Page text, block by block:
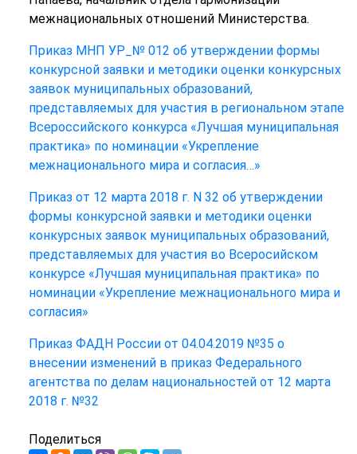
межнациональных отношений Министерства.
Приказ МНП УР_№ 012 об утверждении формы
конкурсной заявки и методики оценки конкурсных
заявок муниципальных образований,
представляемых для участия в региональном этапе
Всероссийского конкурса «Лучшая муниципальная
практика» по номинации «Укрепление
межнационального мира и согласия…»
Приказ от 12 марта 2018 г. N 32 об утверждении
формы конкурсной заявки и методики оценки
конкурсных заявок муниципальных образований,
представляемых для участия во Всеросийском
конкурсе «Лучшая муниципальная практика» по
номинации «Укрепление межнационального мира и
согласия»
Приказ ФАДН России от 04.04.2019 №35 о
внесении изменений в приказ Федерального
агентства по делам национальностей от 12 марта
2018 г. №32
Поделиться